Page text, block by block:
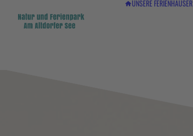
UNSERE FERIENHÄUSER